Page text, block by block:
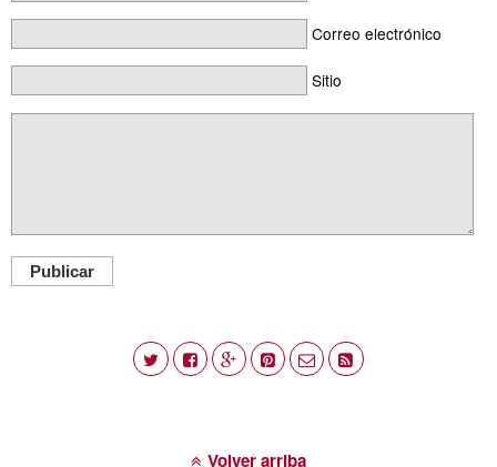
Correo electrónico
Sitio
Publicar
Volver arriba